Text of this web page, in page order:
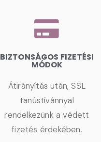
BIZTONSÁGOS FIZETÉSI
MÓDOK
Átirányítás után, SSL
tanústívánnyal
rendelkezünk a védett
fizetés érdekében.